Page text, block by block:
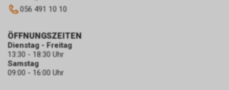
056 491 10 10
ÖFFNUNGSZEITEN
Dienstag - Freitag
13:30 - 18:30 Uhr
Samstag
09:00 - 16:00 Uhr